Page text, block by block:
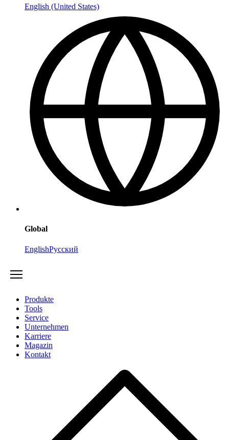
English (United States)
Global
EnglishРусский
Produkte
Tools
Service
Unternehmen
Karriere
Magazin
Kontakt